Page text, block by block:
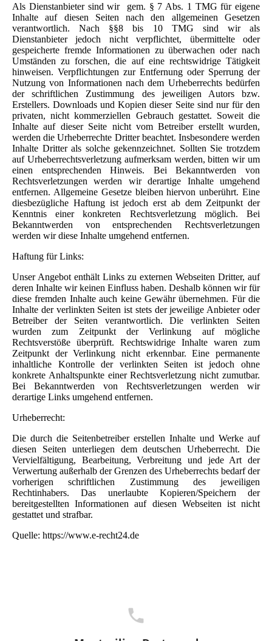
Als Dienstanbieter sind wir gem. § 7 Abs. 1 TMG für eigene
Inhalte auf diesen Seiten nach den allgemeinen Gesetzen
verantwortlich. Nach §§8 bis 10 TMG sind wir als
Dienstanbieter jedoch nicht verpflichtet, übermittelte oder
gespeicherte fremde Informationen zu überwachen oder nach
Umständen zu forschen, die auf eine rechtswidrige Tätigkeit
hinweisen. Verpflichtungen zur Entfernung oder Sperrung der
Nutzung von Informationen nach dem Urheberrechts bedürfen
der schriftlichen Zustimmung des jeweiligen Autors bzw.
Erstellers. Downloads und Kopien dieser Seite sind nur für den
privaten, nicht kommerziellen Gebrauch gestattet. Soweit die
Inhalte auf dieser Seite nicht vom Betreiber erstellt wurden,
werden die Urheberrechte Dritter beachtet. Insbesondere werden
Inhalte Dritter als solche gekennzeichnet. Sollten Sie trotzdem
auf Urheberrechtsverletzung aufmerksam werden, bitten wir um
einen entsprechenden Hinweis. Bei Bekanntwerden von
Rechtsverletzungen werden wir derartige Inhalte umgehend
entfernen. Allgemeine Gesetze bleiben hiervon unberührt. Eine
diesbezügliche Haftung ist jedoch erst ab dem Zeitpunkt der
Kenntnis einer konkreten Rechtsverletzung möglich. Bei
Bekanntwerden von entsprechenden Rechtsverletzungen
werden wir diese Inhalte umgehend entfernen.
Haftung für Links:
Unser Angebot enthält Links zu externen Webseiten Dritter, auf
deren Inhalte wir keinen Einfluss haben. Deshalb können wir für
diese fremden Inhalte auch keine Gewähr übernehmen. Für die
Inhalte der verlinkten Seiten ist stets der jeweilige Anbieter oder
Betreiber der Seiten verantwortlich. Die verlinkten Seiten
wurden zum Zeitpunkt der Verlinkung auf mögliche
Rechtsverstöße überprüft. Rechtswidrige Inhalte waren zum
Zeitpunkt der Verlinkung nicht erkennbar. Eine permanente
inhaltliche Kontrolle der verlinkten Seiten ist jedoch ohne
konkrete Anhaltspunkte einer Rechtsverletzung nicht zumutbar.
Bei Bekanntwerden von Rechtsverletzungen werden wir
derartige Links umgehend entfernen.
Urheberrecht:
Die durch die Seitenbetreiber erstellen Inhalte und Werke auf
diesen Seiten unterliegen dem deutschen Urheberrecht. Die
Vervielfältigung, Bearbeitung, Verbreitung und jede Art der
Verwertung außerhalb der Grenzen des Urheberrechts bedarf der
vorherigen schriftlichen Zustimmung des jeweiligen
Rechtinhabers. Das unerlaubte Kopieren/Speichern der
bereitgestellten Informationen auf diesen Webseiten ist nicht
gestattet und strafbar.
Quelle: https://www.e-recht24.de